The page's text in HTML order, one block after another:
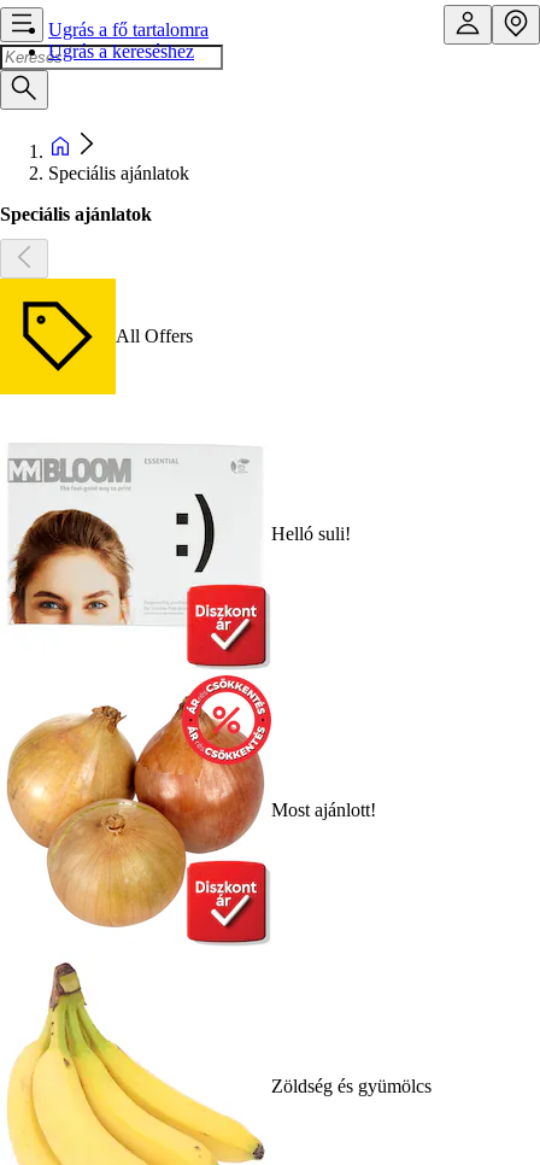
Ugrás a fő tartalomra
Ugrás a kereséshez
Speciális ajánlatok
Speciális ajánlatok
All Offers
Helló suli!
Most ajánlott!
Zöldség és gyümölcs